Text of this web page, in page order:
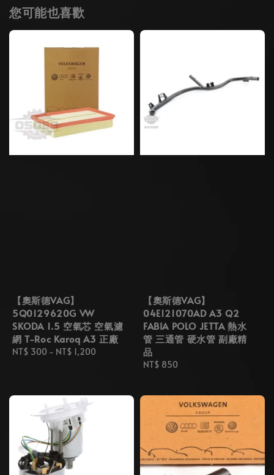
您可能也喜歡
【奧斯德VAG】
5Q0129620G VW
SKODA 1.5 空氣芯 空氣濾
網 T-Roc Karoq A3 正廠
Regular
NT$ 300 - NT$ 1,200
【奧斯德VAG】
04E121070AD A3 Q2
FABIA POLO JETTA 熱水
管 三通管 硬水管 副廠精
品
Regular
NT$ 850